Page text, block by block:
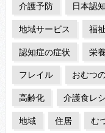
介護予防 日本認
地域サービス 福
認知症の症状 栄
フレイル おむつ
高齢化 介護食レ
地域 住居 む